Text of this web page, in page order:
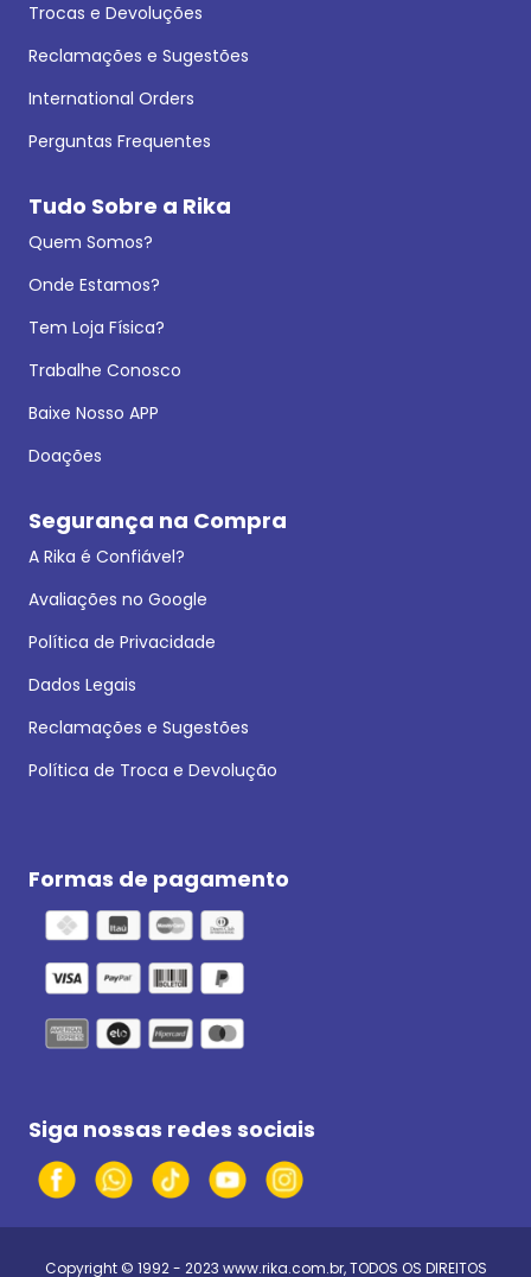
Trocas e Devoluções
Reclamações e Sugestões
International Orders
Perguntas Frequentes
Tudo Sobre a Rika
Quem Somos?
Onde Estamos?
Tem Loja Física?
Trabalhe Conosco
Baixe Nosso APP
Doações
Segurança na Compra
A Rika é Confiável?
Avaliações no Google
Política de Privacidade
Dados Legais
Reclamações e Sugestões
Política de Troca e Devolução
Formas de pagamento
Siga nossas redes sociais
Copyright © 1992 - 2023 www.rika.com.br, TODOS OS DIREITOS